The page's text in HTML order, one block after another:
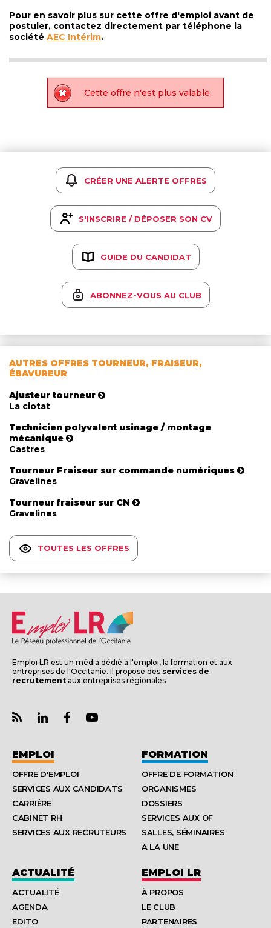
Pour en savoir plus sur cette offre d'emploi avant de
postuler, contactez directement par téléphone la
société AEC Intérim.
Cette offre n'est plus valable.
CRÉER UNE ALERTE OFFRES
S'INSCRIRE / DÉPOSER SON CV
GUIDE DU CANDIDAT
ABONNEZ-VOUS AU CLUB
AUTRES OFFRES TOURNEUR, FRAISEUR,
ÉBAVUREUR
Ajusteur tourneur
La ciotat
Technicien polyvalent usinage / montage
mécanique
Castres
Tourneur Fraiseur sur commande numériques
Gravelines
Tourneur fraiseur sur CN
Gravelines
TOUTES LES OFFRES
Emploi LR est un média dédié à l'emploi, la formation et aux
entreprises de l'Occitanie. Il propose des services de
recrutement aux entreprises régionales
EMPLOI
OFFRE D'EMPLOI
SERVICES AUX CANDIDATS
CARRIÈRE
CABINET RH
SERVICES AUX RECRUTEURS
FORMATION
OFFRE DE FORMATION
ORGANISMES
DOSSIERS
SERVICES AUX OF
SALLES, SÉMINAIRES
A LA UNE
ACTUALITÉ
ACTUALITÉ
AGENDA
EDITO
EMPLOI LR
À PROPOS
LE CLUB
PARTENAIRES